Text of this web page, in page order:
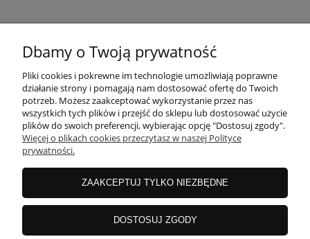
OFERTA
REGULACJE
O NAS
Dbamy o Twoją prywatność
Pliki cookies i pokrewne im technologie umożliwiają poprawne
działanie strony i pomagają nam dostosować ofertę do Twoich
potrzeb. Możesz zaakceptować wykorzystanie przez nas
wszystkich tych plików i przejść do sklepu lub dostosować użycie
plików do swoich preferencji, wybierając opcję "Dostosuj zgody".
Więcej o plikach cookies przeczytasz w naszej Polityce
prywatności.
ZAAKCEPTUJ TYLKO NIEZBĘDNE
DOSTOSUJ ZGODY